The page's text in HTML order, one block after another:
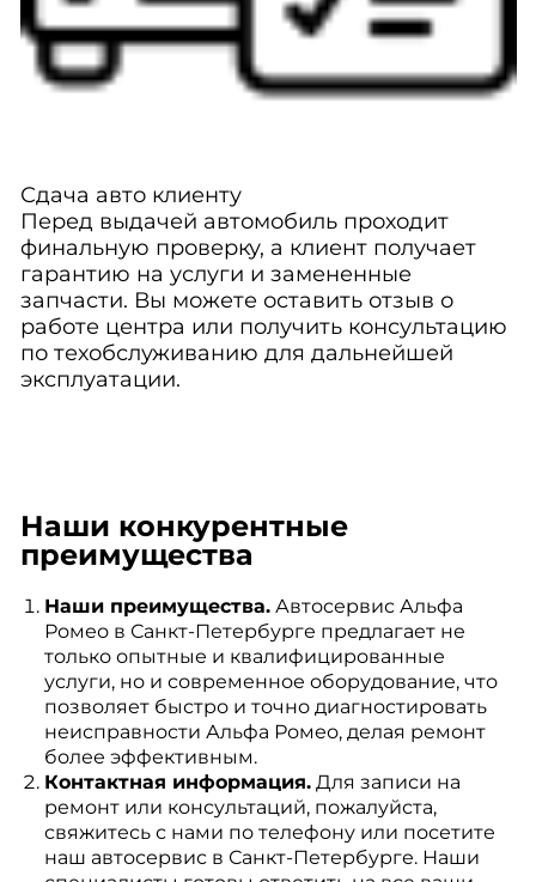
Сдача авто клиенту
Перед выдачей автомобиль проходит
финальную проверку, а клиент получает
гарантию на услуги и замененные
запчасти. Вы можете оставить отзыв о
работе центра или получить консультацию
по техобслуживанию для дальнейшей
эксплуатации.
Наши конкурентные
преимущества
Наши преимущества.Автосервис Альфа
Ромео в Санкт-Петербурге предлагает не
только опытные и квалифицированные
услуги, но и современное оборудование, что
позволяет быстро и точно диагностировать
неисправности Альфа Ромео, делая ремонт
более эффективным.
Контактная информация.Для записи на
ремонт или консультаций, пожалуйста,
свяжитесь с нами по телефону или посетите
наш автосервис в Санкт-Петербурге. Наши